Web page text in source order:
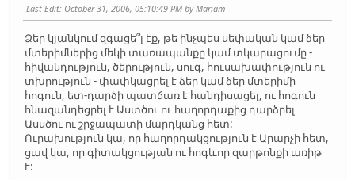
Last Edit: October 31, 2006, 05:10:49 PM by Mariam
Ձեր կյանկում զգացե՞լ էք, թե ինչպես սեփական կամ ձեր
մտերիմներից մեկի տառապանքը կամ տկարացումը -
հիվանդություն, ծերություն, սուգ, հուսախափություն ու
տխրություն - փափկացրել է ձեր կամ ձեր մտերիմի
հոգուն, ետ-դարձի պատճառ է հանդիսացել, ու հոգուն
հնազանդեցրել է Աստծու ու հաղորդաքից դարձրել
Ասսծու ու շրջապատի մարդկանց հետ:
Ուրախություն կա, որ հաղորդակցություն է Արարչի հետ,
ցավ կա, որ գիտակցության ու հոգևոր զարթոնքի առիթ
է: